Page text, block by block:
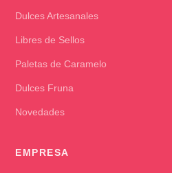
Dulces Artesanales
Libres de Sellos
Paletas de Caramelo
Dulces Fruna
Novedades
EMPRESA